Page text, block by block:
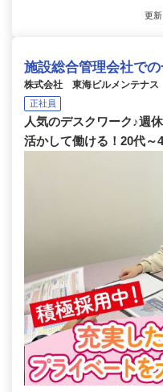
更
施設総合管理会社で
株式会社 東海ビルメンテナス
正社員
人気のデスクワーク♪週
活かして働ける！20代～